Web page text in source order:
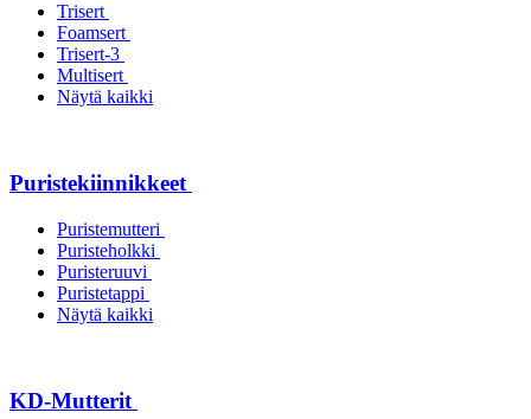
Trisert
Foamsert
Trisert-3
Multisert
Näytä kaikki
Puristekiinnikkeet
Puristemutteri
Puristeholkki
Puristeruuvi
Puristetappi
Näytä kaikki
KD-Mutterit